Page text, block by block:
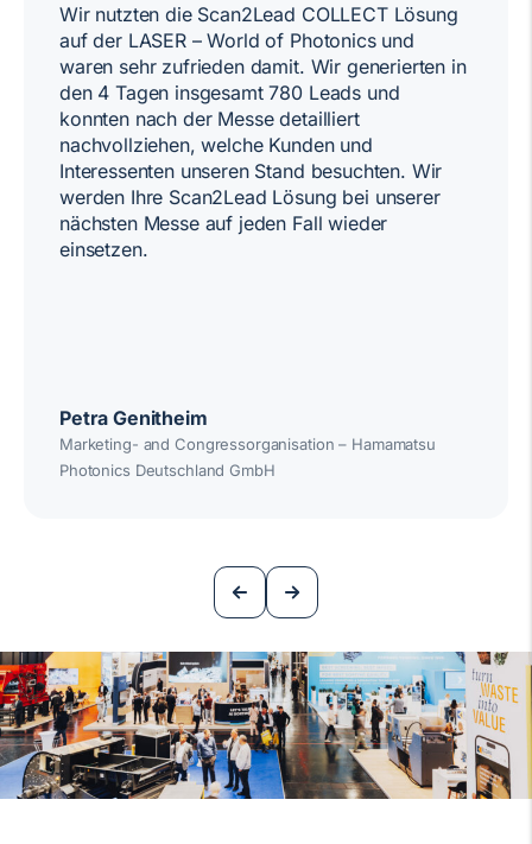
Wir nutzten die Scan2Lead COLLECT Lösung
auf der LASER – World of Photonics und
waren sehr zufrieden damit. Wir generierten in
den 4 Tagen insgesamt 780 Leads und
konnten nach der Messe detailliert
nachvollziehen, welche Kunden und
Interessenten unseren Stand besuchten. Wir
werden Ihre Scan2Lead Lösung bei unserer
nächsten Messe auf jeden Fall wieder
einsetzen.
Petra Genitheim
Marketing- and Congressorganisation – Hamamatsu
Photonics Deutschland GmbH